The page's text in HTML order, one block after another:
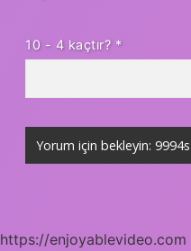
10 - 4 kaçtır? *
https://enjoyablevideo.com